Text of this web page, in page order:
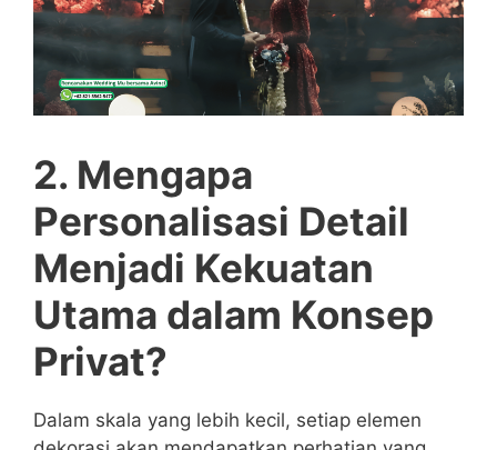
2. Mengapa
Personalisasi Detail
Menjadi Kekuatan
Utama dalam Konsep
Privat?
Dalam skala yang lebih kecil, setiap elemen